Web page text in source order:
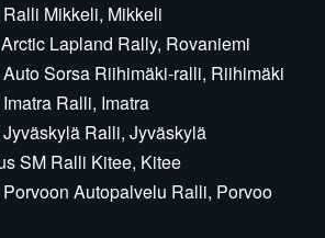
Mikkeli, Mikkeli
Lapland Rally, Rovaniemi
Sorsa Riihimäki-ralli, Riihimäki
Ralli, Imatra
Ralli, Jyväskylä
SM Ralli Kitee, Kitee
Autopalvelu Ralli, Porvoo